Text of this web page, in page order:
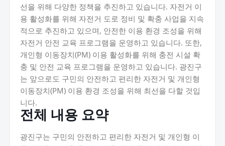
선을 위해 다양한 정책을 추진하고 있습니다. 자전거 이
용 활성화를 위해 자전거 도로 정비 및 확충 사업을 지속
적으로 추진하고 있으며, 안전한 이용 환경 조성을 위해
자전거 안전 교육 프로그램을 운영하고 있습니다. 또한,
개인형 이동장치(PM) 이용 활성화를 위해 충전 시설 확
충 및 안전 교육 프로그램을 운영하고 있습니다. 광진구
는 앞으로도 구민의 안전하고 편리한 자전거 및 개인형
이동장치(PM) 이용 환경 조성을 위해 최선을 다할 것입
니다.
전체 내용 요약
광진구는 구민의 안전하고 편리한 자전거 및 개인형 이